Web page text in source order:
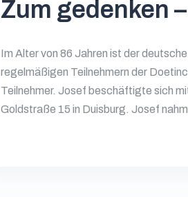
Zum gedenken
Im Alter von 86 Jahren ist der
regelmäßigen Teilnehmern der
Teilnehmer. Josef beschäftigte sich
Goldstraße 15 in Duisburg. Josef